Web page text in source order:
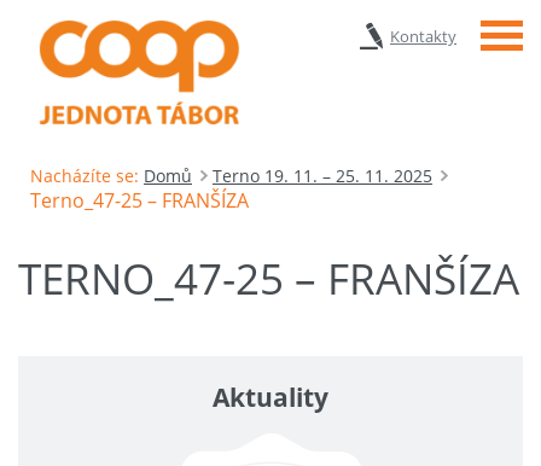
Kontakty Menu
Nacházíte se: Domů Terno 19. 11. – 25. 11. 2025
Terno_47-25 – FRANŠÍZA
TERNO_47-25 – FRANŠÍZA
Aktuality